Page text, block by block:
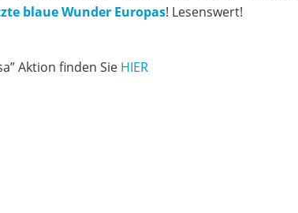
blaue Wunder Europas! Lesenswert!
Aktion finden Sie HIER